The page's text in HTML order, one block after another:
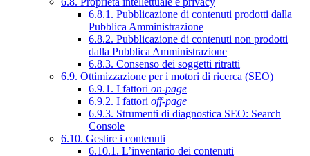
6.8.1. Pubblicazione di contenuti prodotti dalla
Pubblica Amministrazione
6.8.2. Pubblicazione di contenuti non prodotti
dalla Pubblica Amministrazione
6.8.3. Consenso dei soggetti ritratti
6.9. Ottimizzazione per i motori di ricerca (SEO)
6.9.1. I fattori on-page
6.9.2. I fattori off-page
6.9.3. Strumenti di diagnostica SEO: Search
Console
6.10. Gestire i contenuti
6.10.1. L’inventario dei contenuti